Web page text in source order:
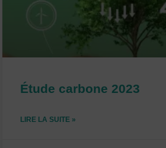
Étude carbone 2023
LIRE LA SUITE »